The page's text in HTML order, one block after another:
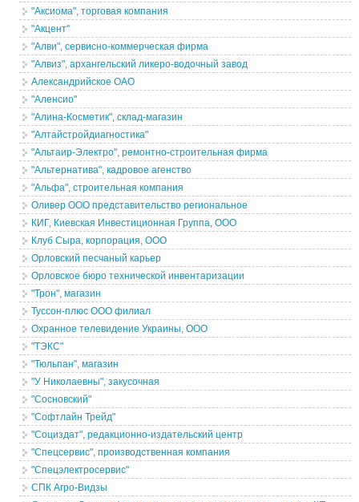
"Аксиома", торговая компания
"Акцент"
"Алви", сервисно-коммерческая фирма
"Алвиз", архангельский ликеро-водочный завод
Александрийское ОАО
"Аленсио"
"Алина-Косметик", склад-магазин
"Алтайстройдиагностика"
"Альтаир-Электро", ремонтно-строительная фирма
"Альтернатива", кадровое агенство
"Альфа", строительная компания
Оливер ООО представительство региональное
КИГ, Киевская Инвестиционная Группа, ООО
Клуб Сыра, корпорация, ООО
Орловский песчаный карьер
Орловское бюро технической инвентаризации
"Трон", магазин
Туссон-плюс ООО филиал
Охранное телевидение Украины, ООО
"ТЭКС"
"Тюльпан", магазин
"У Николаевны", закусочная
"Сосновский"
"Софтлайн Трейд"
"Социздат", редакционно-издательский центр
"Спецсервис", производственная компания
"Спецэлектросервис"
СПК Агро-Видзы